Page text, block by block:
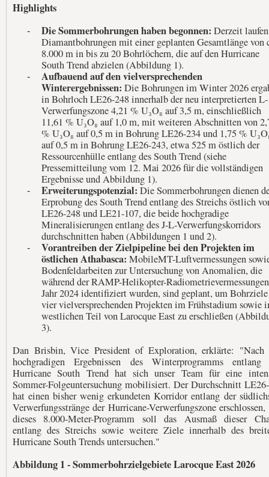
Highlights
- Die Sommerbohrungen haben begonnen:Derzeit laufen
Diamantbohrungen mit einer geplanten Gesamtlänge von
8.000 m in bis zu 20 Bohrlöchern, die auf den Hurricane
South Trend abzielen (Abbildung 1).
- Aufbauend auf den vielversprechenden
Winterergebnissen: Die Bohrungen im Winter 2026
in Bohrloch LE26-248 innerhalb der neu interpretierten L-
Verwerfungszone 4,21 % U₃O₈ auf 3,5 m, einschließlich
11,61 % U₃O₈ auf 1,0 m, mit weiteren Abschnitten von
% U₃O₈ auf 0,5 m in Bohrung LE26-234 und 1,75 %
auf 0,5 m in Bohrung LE26-243, etwa 525 m östlich der
Ressourcenhülle entlang des South Trend (siehe
Pressemitteilung vom 12. Mai 2026 für die vollständigen
Ergebnisse und Abbildung 1).
- Erweiterungspotenzial:Die Sommerbohrungen dienen
Erprobung des South Trend entlang des Streichs östlich
LE26-248 und LE21-107, die beide hochgradige
Mineralisierungen entlang des J-L-Verwerfungskorridors
durchschnitten haben (Abbildungen 1 und 2).
- Vorantreiben der Zielpipeline bei den Projekten im
östlichen Athabasca: MobileMT-Luftvermessungen
Bodenfeldarbeiten zur Untersuchung von Anomalien, die
während der RAMP-Helikopter-
Jahr 2024 identifiziert wurden, sind geplant, um
vier vielversprechenden Projekten im Frühstadium sowie
westlichen Teil von Larocque East zu erschließen
3).
Dan Brisbin, Vice President of Exploration, erklärte: "Nach
hochgradigen Ergebnissen des Winterprogramms entlang
Hurricane South Trend hat sich unser Team für eine
Sommer-Folgeuntersuchung mobilisiert. Der Durchschnitt
hat einen bisher wenig erkundeten Korridor entlang der
Verwerfungsstränge der Hurricane-Verwerfungszone erschlossen,
dieses 8.000-Meter-Programm soll das Ausmaß dieser
entlang des Streichs sowie weitere Ziele innerhalb des
Hurricane South Trends untersuchen."
Abbildung 1 -Sommerbohrzielgebiete Larocque East 2026